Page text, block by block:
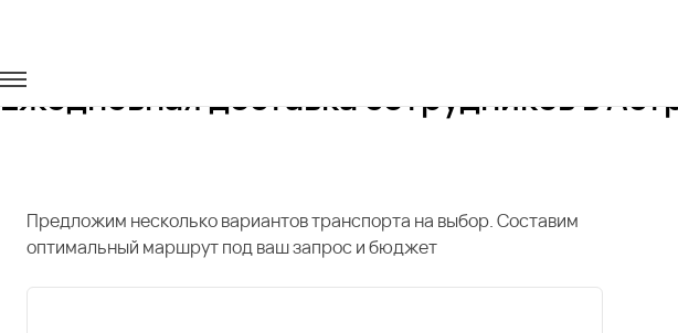
Ежедневная доставка сотрудников в
Предложим несколько вариантов транспорта на выбор. Составим
оптимальный маршрут под ваш запрос и бюджет